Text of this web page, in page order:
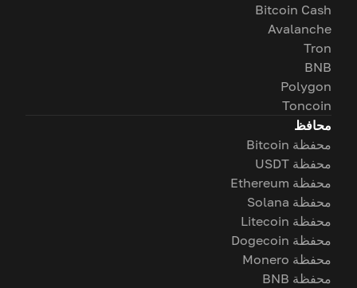
Bitcoin Cash
Avalanche
Tron
BNB
Polygon
Toncoin
محافظ
محفظة Bitcoin
محفظة USDT
محفظة Ethereum
محفظة Solana
محفظة Litecoin
محفظة Dogecoin
محفظة Monero
محفظة BNB